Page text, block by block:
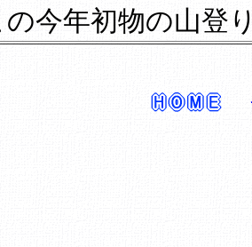
の今年初物の山登